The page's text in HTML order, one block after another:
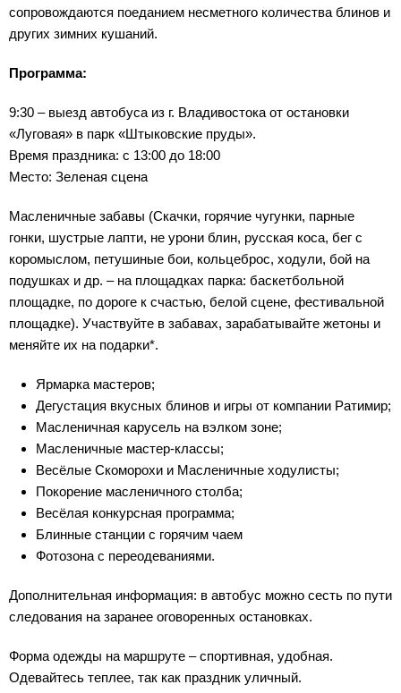
сопровождаются поеданием несметного количества блинов и
других зимних кушаний.
Программа:
9:30 – выезд автобуса из г. Владивостока от остановки
«Луговая» в парк «Штыковские пруды».
Время праздника: с 13:00 до 18:00
Место: Зеленая сцена
Масленичные забавы (Скачки, горячие чугунки, парные
гонки, шустрые лапти, не урони блин, русская коса, бег с
коромыслом, петушиные бои, кольцеброс, ходули, бой на
подушках и др. – на площадках парка: баскетбольной
площадке, по дороге к счастью, белой сцене, фестивальной
площадке). Участвуйте в забавах, зарабатывайте жетоны и
меняйте их на подарки*.
Ярмарка мастеров;
Дегустация вкусных блинов и игры от компании Ратимир;
Масленичная карусель на вэлком зоне;
Масленичные мастер-классы;
Весёлые Скоморохи и Масленичные ходулисты;
Покорение масленичного столба;
Весёлая конкурсная программа;
Блинные станции с горячим чаем
Фотозона с переодеваниями.
Дополнительная информация: в автобус можно сесть по пути
следования на заранее оговоренных остановках.
Форма одежды на маршруте – спортивная, удобная.
Одевайтесь теплее, так как праздник уличный.